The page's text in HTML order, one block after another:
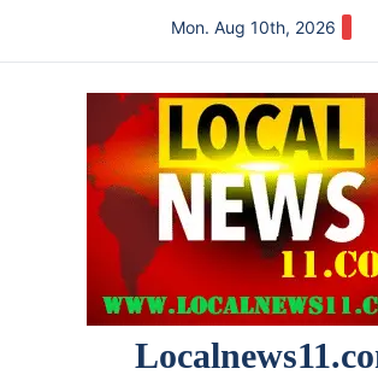
Mon. Aug 10th, 2026